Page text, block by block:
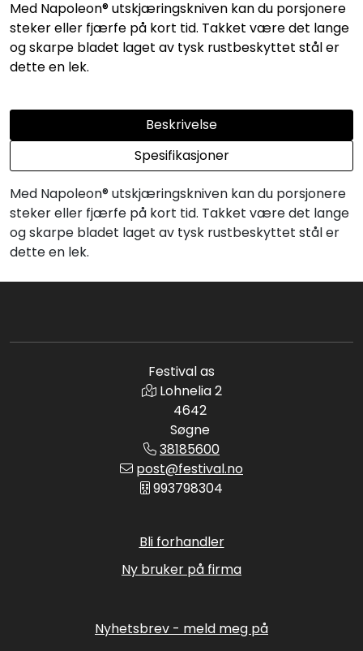
Med Napoleon® utskjæringskniven kan du porsjonere
steker eller fjærfe på kort tid. Takket være det lange
og skarpe bladet laget av tysk rustbeskyttet stål er
dette en lek.
Beskrivelse
Spesifikasjoner
Med Napoleon® utskjæringskniven kan du porsjonere
steker eller fjærfe på kort tid. Takket være det lange
og skarpe bladet laget av tysk rustbeskyttet stål er
dette en lek.
Festival as
Lohnelia 2
4642
Søgne
38185600
post@festival.no
993798304
Bli forhandler
Ny bruker på firma
Nyhetsbrev - meld meg på